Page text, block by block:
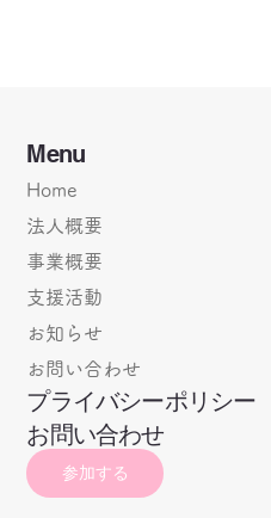
Menu
Home
法人概要
事業概要
支援活動
お知らせ
お問い合わせ
プライバシーポリシー
お問い合わせ
参加する